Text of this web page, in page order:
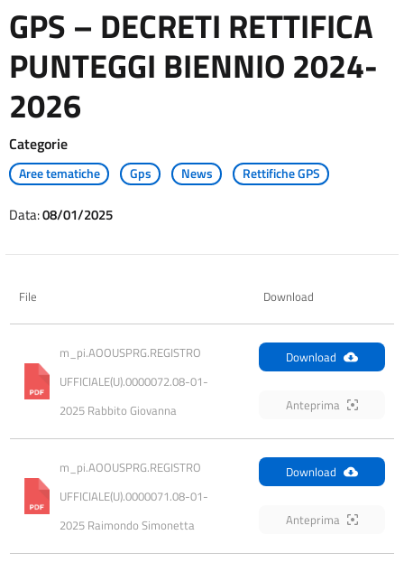
GPS – DECRETI RETTIFICA
PUNTEGGI BIENNIO 2024-
2026
Categorie
Aree tematiche Gps News Rettifiche GPS
Data:08/01/2025
File Download
m_pi.AOOUSPRG.REGISTRO
UFFICIALE(U).0000072.08-01-
2025 Rabbito Giovanna
Download
Anteprima
m_pi.AOOUSPRG.REGISTRO
UFFICIALE(U).0000071.08-01-
2025 Raimondo Simonetta
Download
Anteprima